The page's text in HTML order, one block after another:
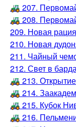
🚜 207.
🚜 208.
209. Новая рация
210. Новая
211. Чайный
212. Свет в
🚜 213.
🚜 214.
🚜 215. Кубок
🚜 216.